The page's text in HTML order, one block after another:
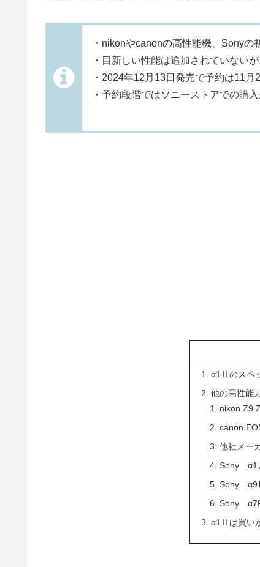
・nikonやcanonの高性能機、Sonyの
・目新しい性能は追加されていない
・2024年12月13日発売で予約は11月
・予約段階ではソニーストアでの購
α1Ⅱのスペ
他の高性能
nikon Z9
canon
他社メー
Sony α1
Sony
Sony
α1Ⅱは買い